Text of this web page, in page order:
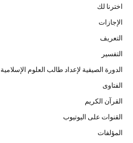
اخترنا لك
الإجازات
التعريف
التفسير
الدورة الصيفية لإعداد طالب العلوم الإسلامية
الفتاوى
القرآن الكريم
القنوات على اليوتيوب
المؤلفات